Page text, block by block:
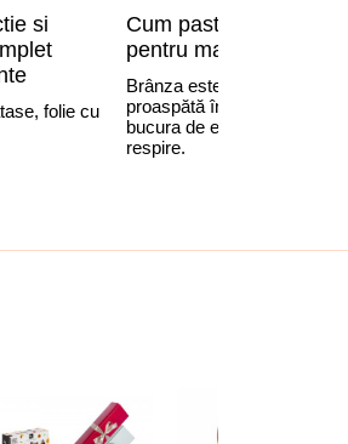
si
folie cu
Cum pastram
pentru mai mult timp
Brânza este un organism
proaspătă în frigider, astfel
bucura de ea mai mult
respire.